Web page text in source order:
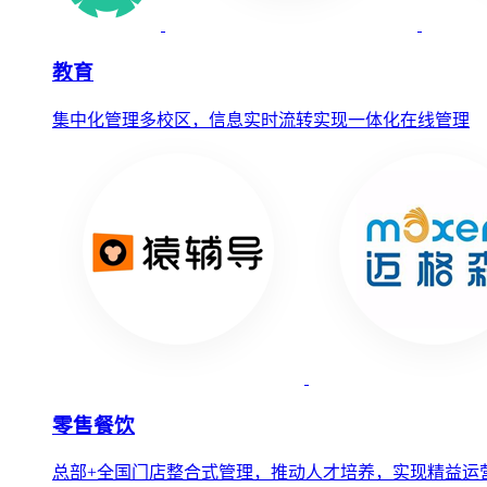
教育
集中化管理多校区，信息实时流转实现一体化在线管理
零售餐饮
总部+全国门店整合式管理，推动人才培养，实现精益运